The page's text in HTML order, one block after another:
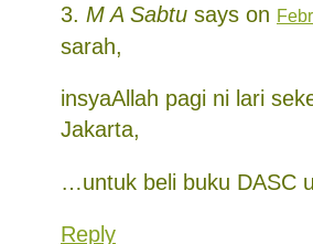
M A Sabtu says on
sarah,
insyaAllah pagi ni lari
Jakarta,
…untuk beli buku DASC
Reply